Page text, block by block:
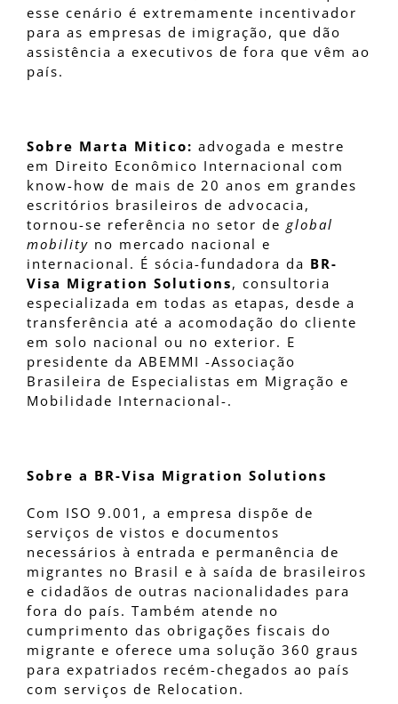
esse cenário é extremamente incentivador
para as empresas de imigração, que dão
assistência a executivos de fora que vêm ao
país.
Sobre Marta Mitico: advogada e mestre
em Direito Econômico Internacional com
know-how de mais de 20 anos em grandes
escritórios brasileiros de advocacia,
tornou-se referência no setor de global
mobility no mercado nacional e
internacional. É sócia-fundadora da BR-
Visa Migration Solutions, consultoria
especializada em todas as etapas, desde a
transferência até a acomodação do cliente
em solo nacional ou no exterior. E
presidente da ABEMMI -Associação
Brasileira de Especialistas em Migração e
Mobilidade Internacional-.
Sobre a BR-Visa Migration Solutions
Com ISO 9.001, a empresa dispõe de
serviços de vistos e documentos
necessários à entrada e permanência de
migrantes no Brasil e à saída de brasileiros
e cidadãos de outras nacionalidades para
fora do país. Também atende no
cumprimento das obrigações fiscais do
migrante e oferece uma solução 360 graus
para expatriados recém-chegados ao país
com serviços de Relocation.